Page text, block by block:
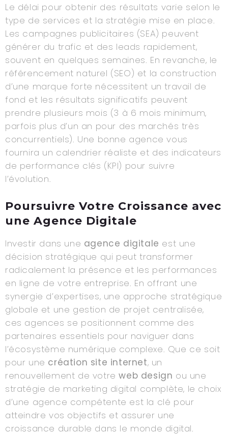
Le délai pour obtenir des résultats varie selon le
type de services et la stratégie mise en place.
Les campagnes publicitaires (SEA) peuvent
générer du trafic et des leads rapidement,
souvent en quelques semaines. En revanche, le
référencement naturel (SEO) et la construction
d’une marque forte nécessitent un travail de
fond et les résultats significatifs peuvent
prendre plusieurs mois (3 à 6 mois minimum,
parfois plus d’un an pour des marchés très
concurrentiels). Une bonne agence vous
fournira un calendrier réaliste et des indicateurs
de performance clés (KPI) pour suivre
l’évolution.
Poursuivre Votre Croissance avec
une Agence Digitale
Investir dans une agence digitale est une
décision stratégique qui peut transformer
radicalement la présence et les performances
en ligne de votre entreprise. En offrant une
synergie d’expertises, une approche stratégique
globale et une gestion de projet centralisée,
ces agences se positionnent comme des
partenaires essentiels pour naviguer dans
l’écosystème numérique complexe. Que ce soit
pour une création site internet, un
renouvellement de votreweb design ou une
stratégie de marketing digital complète, le choix
d’une agence compétente est la clé pour
atteindre vos objectifs et assurer une
croissance durable dans le monde digital.